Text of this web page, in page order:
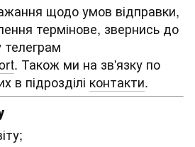
щодо умов відправки,
термінове, звернись до
телеграм
. Також ми на зв'язку по
в підрозділі контакти.